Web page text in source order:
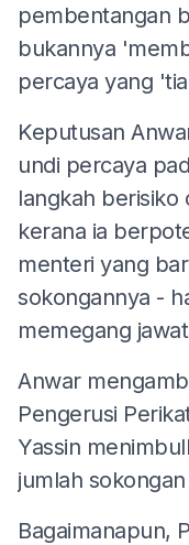
pembentangan
bukannya
percaya yang
Keputusan
undi percaya
langkah berisiko
kerana ia
menteri yang
sokongannya -
memegang
Anwar
Pengerusi
Yassin
jumlah
Bagaimanapun,